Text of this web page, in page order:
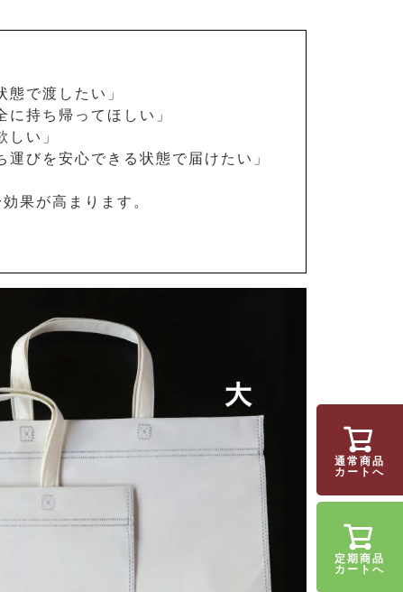
態で渡したい」
に持ち帰ってほしい」
しい」
運びを安心できる状態で届けたい」
果が高まります。
通常商品
カートへ
定期商品
カートへ